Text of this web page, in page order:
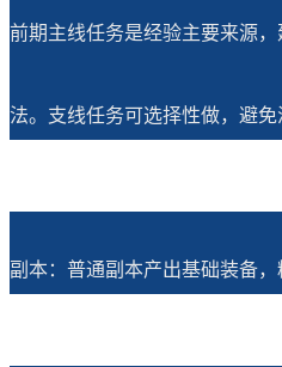
前期主线任务是经验主要来源
法。支线任务可选择性做，避免
副本：普通副本产出基础装备